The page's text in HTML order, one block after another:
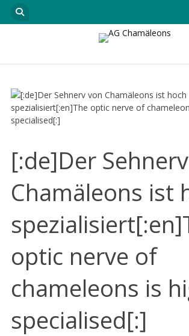
[:de]Der
Chamäleons ist
optic nerve of
chameleons is
specialised[:]